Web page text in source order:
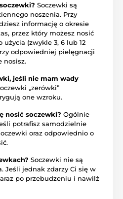
Soczewki są
noszenia. Przy
informację o okresie
przez który możesz nosić
(zwykle 3, 6 lub 12
odpowiedniej pielęgnacji
nosisz.
jeśli nie mam wady
„zerówki”
one wzroku.
nosić soczewki? Ogólnie
potrafisz samodzielnie
oraz odpowiednio o
Soczewki nie są
Jeśli jednak zdarzy Ci się w
po przebudzeniu i nawilż